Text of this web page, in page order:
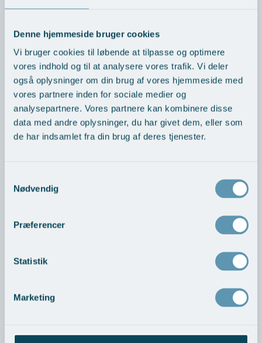
Denne hjemmeside bruger cookies
Vi bruger cookies til løbende at tilpasse og optimere
vores indhold og til at analysere vores trafik. Vi deler
også oplysninger om din brug af vores hjemmeside med
vores partnere inden for sociale medier og
analysepartnere. Vores partnere kan kombinere disse
data med andre oplysninger, du har givet dem, eller som
de har indsamlet fra din brug af deres tjenester.
Nødvendig
Præferencer
Statistik
Marketing
Pris på behandling fra 730,-
MELA behandling anbefales til
Pigmentforandringer
Solskader ("grums")
Uens hudfarve
pHformula MELA til hjemmepleje